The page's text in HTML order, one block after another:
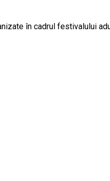
în cadrul festivalului